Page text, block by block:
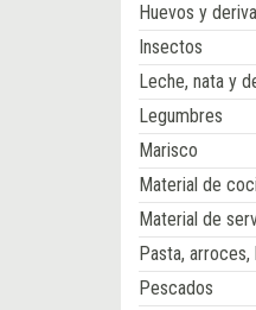
Huevos y
Insectos
Leche, nata y
Legumbres
Marisco
Material de
Material de
Pasta, arroces,
Pescados